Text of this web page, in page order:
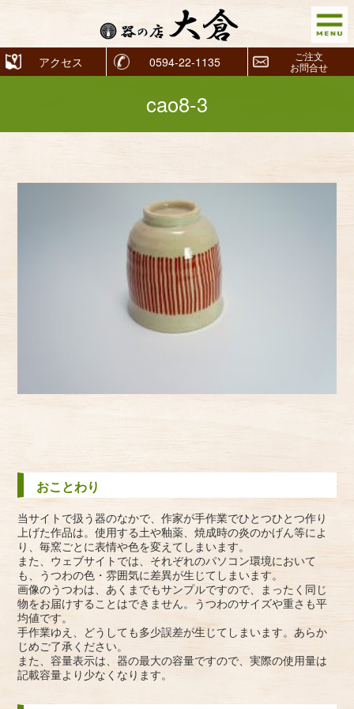
アクセス 0594-22-1135
ご注文
お問合せ
cao8-3
おことわり
当サイトで扱う器のなかで、作家が手作業でひとつひとつ作り
上げた作品は。使用する土や釉薬、焼成時の炎のかげん等によ
り、毎窯ごとに表情や色を変えてしまいます。
また、ウェブサイトでは、それぞれのパソコン環境において
も、うつわの色・雰囲気に差異が生じてしまいます。
画像のうつわは、あくまでもサンプルですので、まったく同じ
物をお届けすることはできません。うつわのサイズや重さも平
均値です。
手作業ゆえ、どうしても多少誤差が生じてしまいます。あらか
じめご了承ください。
また、容量表示は、器の最大の容量ですので、実際の使用量は
記載容量より少なくなります。